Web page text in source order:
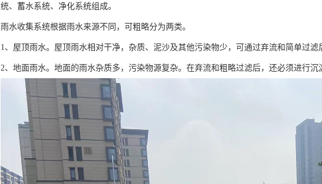
统、蓄水系统、净化系统组成。
雨水收集系统根据雨水来源不同，可粗略分为两类。
1、屋顶雨水。屋顶雨水相对干净，杂质、泥沙及其他污染物少，可通过弃流和简单过滤
2、地面雨水。地面的雨水杂质多，污染物源复杂。在弃流和粗略过滤后，还必须进行沉